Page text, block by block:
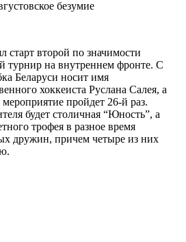
безумие
старт второй по значимости
на внутреннем фронте. C
Беларуси носит имя
хоккеиста Руслана Салея, а
пройдет 26-й раз.
будет столичная “Юность”, а
трофея в разное время
дружин, причем четыре из них